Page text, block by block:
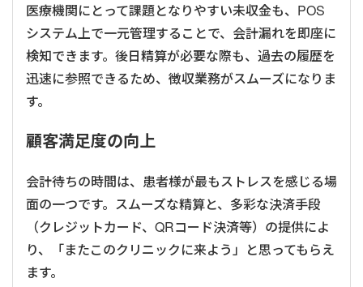
医療機関にとって課題となりやすい未収金も、POS
システム上で一元管理することで、会計漏れを即座に
検知できます。後日精算が必要な際も、過去の履歴を
迅速に参照できるため、徴収業務がスムーズになりま
す。
顧客満足度の向上
会計待ちの時間は、患者様が最もストレスを感じる場
面の一つです。スムーズな精算と、多彩な決済手段
（クレジットカード、QRコード決済等）の提供によ
り、「またこのクリニックに来よう」と思ってもらえ
ます。